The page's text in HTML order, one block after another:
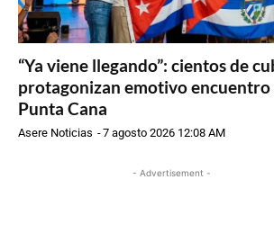
“Ya viene llegando”: cientos de
protagonizan emotivo encuentro
Punta Cana
Asere Noticias -7 agosto 2026 12:08 AM
- Advertisement -